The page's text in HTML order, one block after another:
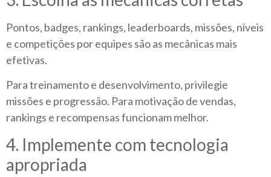
Pontos, badges, rankings, leaderboards, missões, níveis
e competições por equipes são as mecânicas mais
efetivas.
Para treinamento e desenvolvimento, privilegie
missões e progressão. Para motivação de vendas,
rankings e recompensas funcionam melhor.
4. Implemente com tecnologia
apropriada